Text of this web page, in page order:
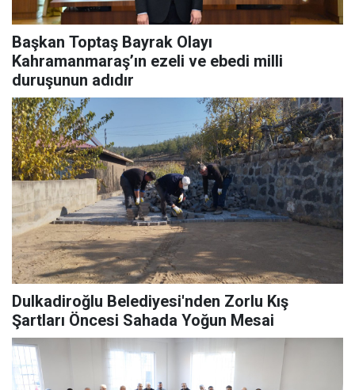
Başkan Toptaş Bayrak Olayı
Kahramanmaraş’ın ezeli ve ebedi milli
duruşunun adıdır
Dulkadiroğlu Belediyesi'nden Zorlu Kış
Şartları Öncesi Sahada Yoğun Mesai